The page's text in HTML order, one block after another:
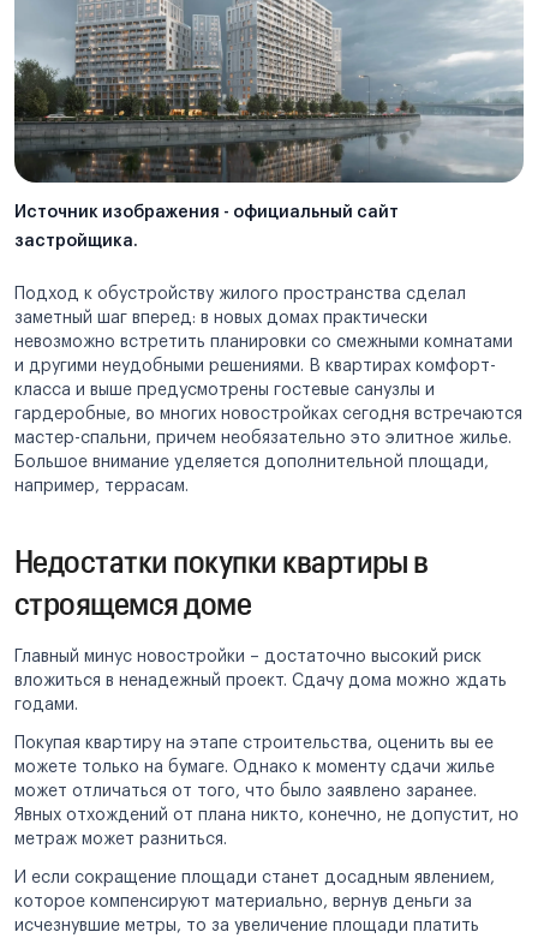
Источник изображения - официальный сайт
застройщика.
Подход к обустройству жилого пространства сделал
заметный шаг вперед: в новых домах практически
невозможно встретить планировки со смежными комнатами
и другими неудобными решениями. В квартирах комфорт-
класса и выше предусмотрены гостевые санузлы и
гардеробные, во многих новостройках сегодня встречаются
мастер-спальни, причем необязательно это элитное жилье.
Большое внимание уделяется дополнительной площади,
например, террасам.
Недостатки покупки квартиры в
строящемся доме
Главный минус новостройки – достаточно высокий риск
вложиться в ненадежный проект. Сдачу дома можно ждать
годами.
Покупая квартиру на этапе строительства, оценить вы ее
можете только на бумаге. Однако к моменту сдачи жилье
может отличаться от того, что было заявлено заранее.
Явных отхождений от плана никто, конечно, не допустит, но
метраж может разниться.
И если сокращение площади станет досадным явлением,
которое компенсируют материально, вернув деньги за
исчезнувшие метры, то за увеличение площади платить